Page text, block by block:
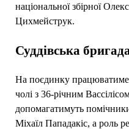
національної збірної
Цихмейструк.
Суддівська
На поєдинку працюватиме
чолі з 36-річним
допомагатимуть
Міхаїл Пападакіс, а роль